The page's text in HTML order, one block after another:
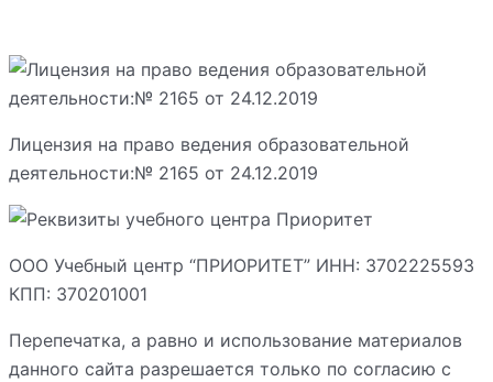
Лицензия на право ведения образовательной
деятельности:№ 2165 от 24.12.2019
ООО Учебный центр “ПРИОРИТЕТ” ИНН: 3702225593
КПП: 370201001
Перепечатка, а равно и использование материалов
данного сайта разрешается только по согласию с